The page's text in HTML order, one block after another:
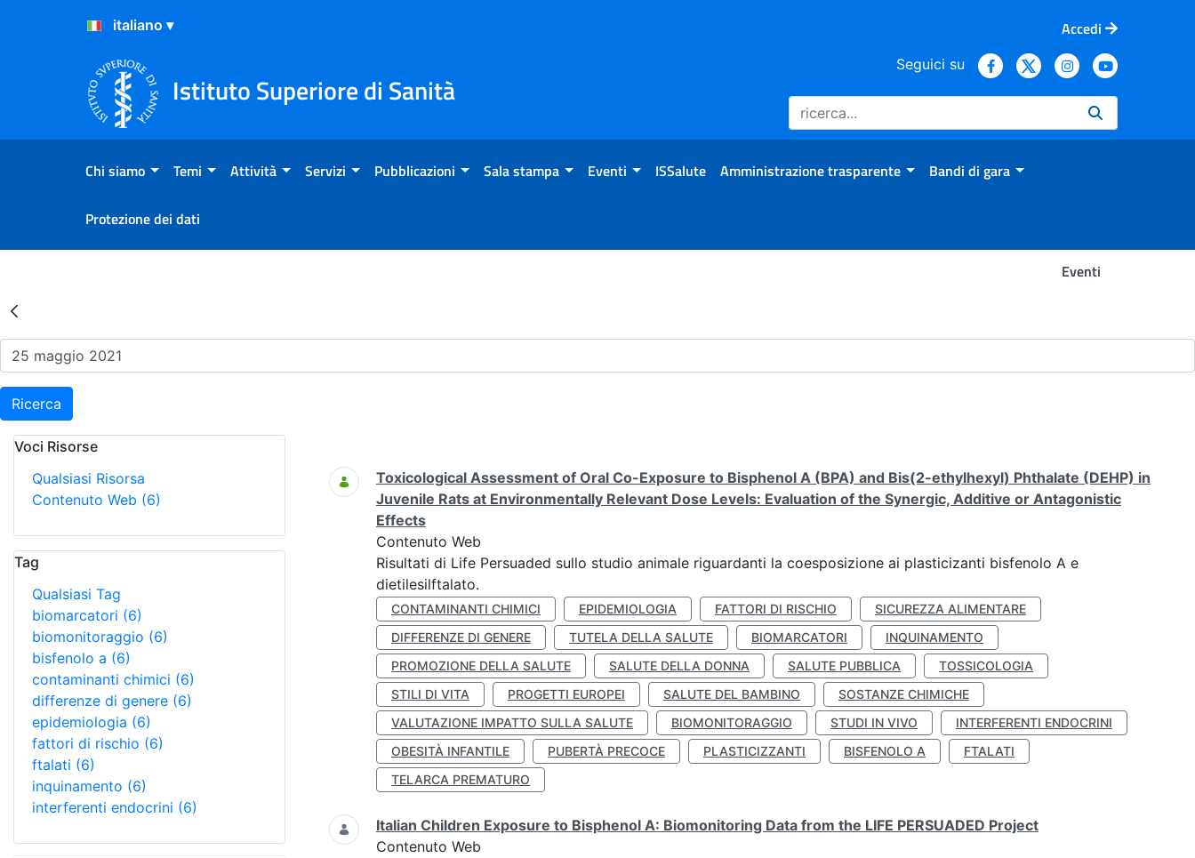
Salta al Contenuto
Salta al Footer
Accedi
Istituto Superiore di Sanità
Seguici su
Chi siamo Temi Attività Servizi Pubblicazioni Sala stampa Eventi ISSalute Amministrazione trasparente Bandi di gara
Protezione dei dati
Eventi
Risultati della Ricerca - Eventi
Ricerca
Voci Risorse
Qualsiasi Risorsa
Contenuto Web (6)
Tag
Qualsiasi Tag
biomarcatori (6)
biomonitoraggio (6)
bisfenolo a (6)
contaminanti chimici (6)
differenze di genere (6)
epidemiologia (6)
fattori di rischio (6)
ftalati (6)
inquinamento (6)
interferenti endocrini (6)
Ricerca
Toxicological Assessment of Oral Co-Exposure to Bisphenol A (BPA) and Bis(2-ethylhexyl) Phthalate (DEHP) in
Juvenile Rats at Environmentally Relevant Dose Levels: Evaluation of the Synergic, Additive or Antagonistic
Effects
Contenuto Web
Risultati di Life Persuaded sullo studio animale riguardanti la coesposizione ai plasticizanti bisfenolo A e
dietilesilftalato.
CONTAMINANTI CHIMICI EPIDEMIOLOGIA FATTORI DI RISCHIO
SICUREZZA ALIMENTARE
DIFFERENZE DI GENERE
TUTELA DELLA SALUTE BIOMARCATORI
INQUINAMENTO
PROMOZIONE DELLA SALUTE
SALUTE DELLA DONNA SALUTE PUBBLICA
TOSSICOLOGIA
STILI DI VITA
PROGETTI EUROPEI SALUTE DEL BAMBINO
SOSTANZE CHIMICHE
VALUTAZIONE IMPATTO SULLA SALUTE
BIOMONITORAGGIO STUDI IN VIVO
INTERFERENTI ENDOCRINI
OBESITÀ INFANTILE
PUBERTÀ PRECOCE PLASTICIZZANTI BISFENOLO A
FTALATI
TELARCA PREMATURO
Italian Children Exposure to Bisphenol A: Biomonitoring Data from the LIFE PERSUADED Project
Contenuto Web